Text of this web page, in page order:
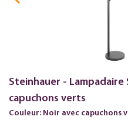
Steinhauer -
capuchons verts
Couleur: Noir avec capuchons